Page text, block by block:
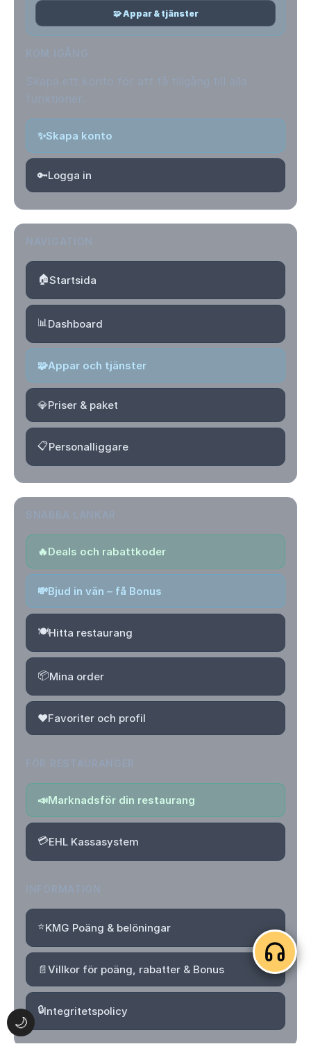
🌙
🧩 Appar & tjänster
✨Skapa konto
🔑Logga in
🏠Startsida
📊Dashboard
🧩Appar och tjänster
💎Priser & paket
📋Personalliggare
🔥Deals och rabattkoder
💸Bjud in vän – få Bonus
🍽️Hitta restaurang
📦Mina order
❤️Favoriter och profil
📣Marknadsför din restaurang
💳EHL Kassasystem
⭐KMG Poäng & belöningar
📄Villkor för poäng, rabatter & Bonus
🔒Integritetspolicy